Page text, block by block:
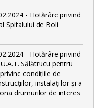
- Hotărâre privind
Spitalului de Boli
- Hotărâre privind
Sălătrucu pentru
condiţiile de
instalaţiilor şi a
drumurilor de interes